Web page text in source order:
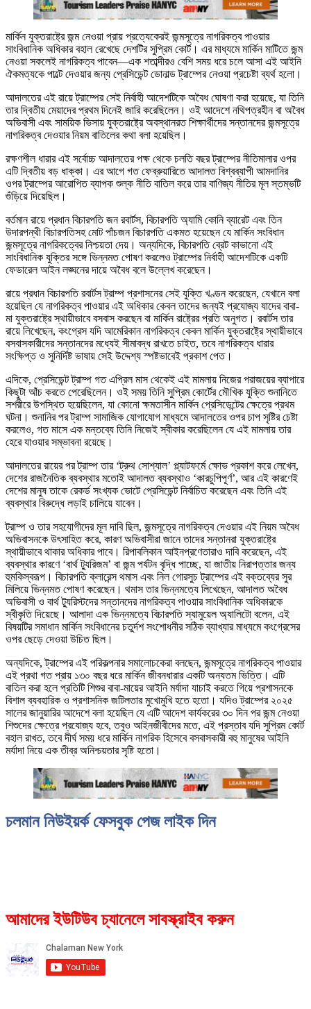
মার্কিন যুক্তরাষ্ট্রে জন্ম নেওয়া প্রায় প্রত্যেকেরই জন্মসূত্রে নাগরিকত্ব পাওয়ার
সাংবিধানিক অধিকার বহাল রেখেছে দেশটির সুপ্রিম কোর্ট। এর মাধ্যমে মার্কিন মাটিতে জন্ম
নেওয়া সকলেই নাগরিকত্ব পাবেন—এক শতাব্দীরও বেশি সময় ধরে চলে আসা এই আইনি
ঐকমত্যকে পাল্টে দেওয়ার জন্য প্রেসিডেন্ট ডোনাল্ড ট্রাম্পের নেওয়া প্রচেষ্টা ব্যর্থ হলো।
আদালতের এই রায়ে ট্রাম্পের সেই নির্বাহী আদেশটিকে অবৈধ ঘোষণা করা হয়েছে, যা তিনি
তার দ্বিতীয় মেয়াদের প্রথম দিনেই জারি করেছিলেন। ওই আদেশে নথিপত্রহীন বা অবৈধ
অভিবাসী এবং সাময়িক ভিসায় যুক্তরাষ্ট্রে অবস্থানরত শিক্ষার্থীদের সন্তানদের জন্মসূত্রে
নাগরিকত্ব দেওয়ার নিয়ম বাতিলের কথা বলা হয়েছিল।
রক্ষণশীল ধারার এই সর্বোচ্চ আদালতের পক্ষ থেকে চলতি বছর ট্রাম্পের নীতিমালার ওপর
এটি দ্বিতীয় বড় ধাক্কা। এর আগে গত ফেব্রুয়ারিতে আদালত বিশ্বব্যাপী আমদানির
ওপর ট্রাম্পের আরোপিত ব্যাপক শুল্ক নীতি বাতিল করে তার বাণিজ্য নীতির মূল স্তম্ভটি
গুঁড়িয়ে দিয়েছিল।
বর্তমান রায়ে প্রধান বিচারপতি জন রবার্টস, বিচারপতি অ্যামি কোনি ব্যারেট এবং তিন
উদারপন্থী বিচারপতিসহ মোট পাঁচজন বিচারপতি একমত হয়েছেন যে মার্কিন সংবিধান
জন্মসূত্রে নাগরিকত্বের নিশ্চয়তা দেয়। অন্যদিকে, বিচারপতি ব্রেট কাভানো এই
সাংবিধানিক যুক্তির সঙ্গে ভিন্নমত পোষণ করলেও ট্রাম্পের নির্বাহী আদেশটিকে একটি
ফেডারেল আইন লঙ্ঘনের দায়ে অবৈধ বলে উল্লেখ করেছেন।
রায়ে প্রধান বিচারপতি রবার্টস ট্রাম্প প্রশাসনের সেই যুক্তি খণ্ডন করেছেন, যেখানে বলা
হয়েছিল যে নাগরিকত্ব পাওয়ার এই অধিকার কেবল তাদের জন্যই প্রযোজ্য যাদের বাবা-
মা যুক্তরাষ্ট্রে স্থায়ীভাবে বসবাস করছেন বা মার্কিন রাষ্ট্রের প্রতি অনুগত। রবার্টস তার
রায়ে লিখেছেন, কংগ্রেস যদি আমেরিকান নাগরিকত্ব কেবল মার্কিন যুক্তরাষ্ট্রে স্থায়ীভাবে
বসবাসকারীদের সন্তানদের মধ্যেই সীমাবদ্ধ রাখতে চাইত, তবে নাগরিকত্ব ধারার
সংক্ষিপ্ত ও সুনির্দিষ্ট ভাষায় সেই উদ্দেশ্য স্পষ্টভাবেই প্রকাশ পেত।
এদিকে, প্রেসিডেন্ট ট্রাম্প গত এপ্রিল মাস থেকেই এই মামলায় নিজের পরাজয়ের ব্যাপারে
কিছুটা আঁচ করতে পেরেছিলেন। ওই সময় তিনি সুপ্রিম কোর্টের মৌখিক যুক্তি শুনানিতে
সশরীরে উপস্থিত হয়েছিলেন, যা কোনো ক্ষমতাসীন মার্কিন প্রেসিডেন্টের ক্ষেত্রে প্রথম
ঘটনা। শুনানির পর ট্রাম্প সামাজিক যোগাযোগ মাধ্যমে আদালতের ওপর চাপ সৃষ্টির চেষ্টা
করলেও, গত মাসে এক মন্তব্যে তিনি নিজেই স্বীকার করেছিলেন যে এই মামলায় তার
হেরে যাওয়ার সম্ভাবনা রয়েছে।
আদালতের রায়ের পর ট্রাম্প তার ‘ট্রুথ সোশ্যাল’ প্ল্যাটফর্মে ক্ষোভ প্রকাশ করে লেখেন,
দেশের রাজনৈতিক ব্যবস্থার মতোই আদালত ব্যবস্থাও ‘কারচুপিপূর্ণ’, আর এই কারণেই
দেশের মানুষ তাকে রেকর্ড সংখ্যক ভোটে প্রেসিডেন্ট নির্বাচিত করেছেন এবং তিনি এই
ব্যবস্থার বিরুদ্ধে লড়াই চালিয়ে যাবেন।
ট্রাম্প ও তার সহযোগীদের মূল দাবি ছিল, জন্মসূত্রে নাগরিকত্ব দেওয়ার এই নিয়ম অবৈধ
অভিবাসনকে উৎসাহিত করে, কারণ অভিবাসীরা জানে তাদের সন্তানরা যুক্তরাষ্ট্রে
স্থায়ীভাবে থাকার অধিকার পাবে। রিপাবলিকান আইনপ্রণেতারাও দাবি করেছেন, এই
ব্যবস্থার কারণে ‘বার্থ ট্যুরিজম’ বা জন্ম পর্যটন বৃদ্ধি পাচ্ছে, যা জাতীয় নিরাপত্তার জন্য
হুমকিস্বরূপ। বিচারপতি ক্লারেন্স থমাস এবং নিল গোরসুচ ট্রাম্পের এই বক্তব্যের সুর
মিলিয়ে ভিন্নমত পোষণ করেছেন। থমাস তার ভিন্নমত্যে লিখেছেন, আদালত অবৈধ
অভিবাসী ও বার্থ ট্যুরিস্টদের সন্তানদের নাগরিকত্ব পাওয়ার সাংবিধানিক অধিকারকে
স্বীকৃতি দিয়েছে। আলাদা এক ভিন্নমত্যে বিচারপতি স্যামুয়েল অ্যালিটো বলেন, এই
বিষয়টির সমাধান মার্কিন সংবিধানের চতুর্দশ সংশোধনীর সঠিক ব্যাখ্যার মাধ্যমে কংগ্রেসের
ওপর ছেড়ে দেওয়া উচিত ছিল।
অন্যদিকে, ট্রাম্পের এই পরিকল্পনার সমালোচকেরা বলছেন, জন্মসূত্রে নাগরিকত্ব পাওয়ার
এই প্রথা গত প্রায় ১৩০ বছর ধরে মার্কিন জীবনধারার একটি অন্যতম ভিত্তি। এটি
বাতিল করা হলে প্রতিটি শিশুর বাবা-মায়ের আইনি মর্যাদা যাচাই করতে গিয়ে প্রশাসনকে
বিশাল ব্যবহারিক ও প্রশাসনিক জটিলতার মুখোমুখি হতে হতো। যদিও ট্রাম্পের ২০২৫
সালের জানুয়ারির আদেশে বলা হয়েছিল যে এটি আদেশ কার্যকরের ৩০ দিন পর জন্ম নেওয়া
শিশুদের ক্ষেত্রে প্রযোজ্য হবে, তবুও আইনজীবীদের মতে, এই প্রস্তাব যদি সুপ্রিম কোর্ট
বহাল রাখত, তবে দীর্ঘ সময় ধরে মার্কিন নাগরিক হিসেবে বসবাসকারী বহু মানুষের আইনি
মর্যাদা নিয়ে এক তীব্র অনিশ্চয়তার সৃষ্টি হতো।
চলমান নিউইয়র্ক ফেসবুক পেজ লাইক দিন
আমাদের ইউটিউব চ্যানেলে সাবস্ক্রাইব করুন